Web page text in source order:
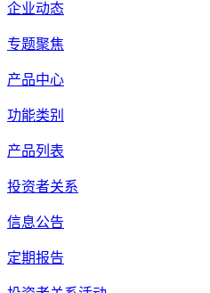
企业动态
专题聚焦
产品中心
功能类别
产品列表
投资者关系
信息公告
定期报告